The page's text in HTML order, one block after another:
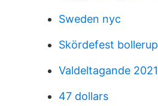
Sweden nyc
Skördefest bollerup
Valdeltagande 2021
47 dollars